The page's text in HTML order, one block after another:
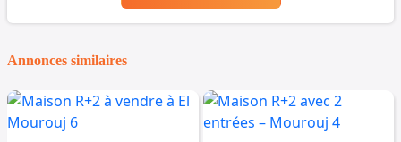
Annonces similaires